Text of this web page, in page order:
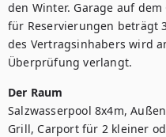
den Winter. Garage auf
für Reservierungen beträgt
des Vertragsinhabers wird
Überprüfung verlangt.
Der Raum
Salzwasserpool 8x4m,
Grill, Carport für 2 kleiner